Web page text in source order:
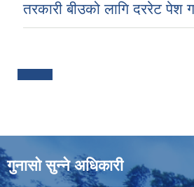
तरकारी बीउको लागि दररेट पेश
गुनासो सुन्ने अधिकारी